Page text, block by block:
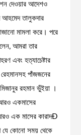
দেওয়ার আদেশও
আহমেদ তালুকদার
মামলা করে। পরে
আমরা তার
এবং হত্যাচেষ্টার
পাঁজজনের
রহমান ভুঁইয়া ।
আরও একমাসের
এক মাসের কারাদÐ
যে কোনো সময় থেকে